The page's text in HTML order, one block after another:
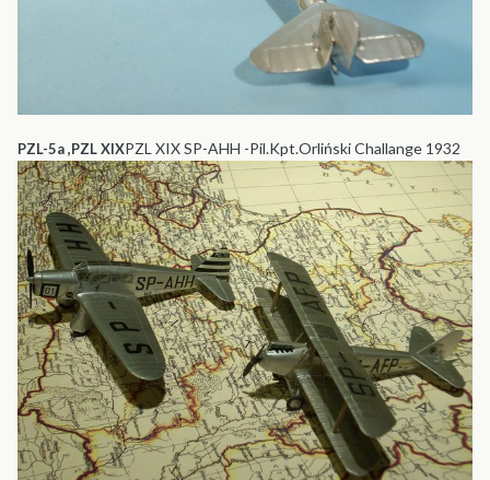
PZL-5a ,PZL XIXPZL XIX SP-AHH -Pil.Kpt.Orliński Challange 1932